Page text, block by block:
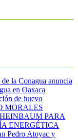
la Conagua anuncia
en Oaxaca
de huevo
MORALES
PARA
ENERGÉTICA
Pedro Atoyac y